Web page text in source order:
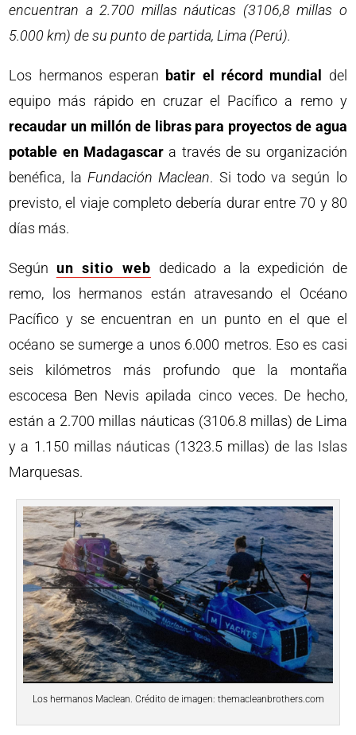
encuentran a 2.700 millas náuticas (3106,8 millas o
5.000 km) de su punto de partida, Lima (Perú).
Los hermanos esperan batir el récord mundial
del
equipo más rápido en cruzar el Pacífico a remo y
recaudar un millón de libras para proyectos de agua
potable en Madagascara través de su organización
benéfica, la Fundación Maclean. Si todo va según lo
previsto, el viaje completo debería durar entre 70 y 80
días más.
Según un sitio web dedicado a la expedición de
remo, los hermanos están atravesando el Océano
Pacífico y se encuentran en un punto en el que el
océano se sumerge a unos 6.000 metros. Eso es casi
seis kilómetros más profundo que la montaña
escocesa Ben Nevis apilada cinco veces. De hecho,
están a 2.700 millas náuticas (3106.8 millas) de Lima
y a 1.150 millas náuticas (1323.5 millas) de las Islas
Marquesas.
Los hermanos Maclean. Crédito de imagen: themacleanbrothers.com